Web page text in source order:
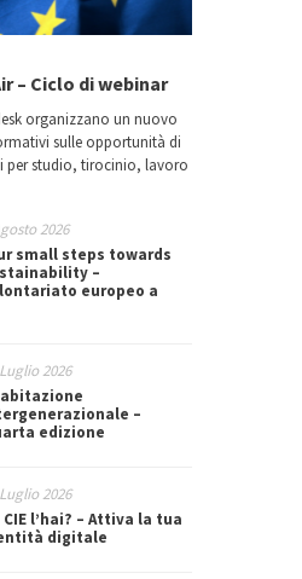
– Ciclo di webinar
organizzano un nuovo
sulle opportunità di
per studio, tirocinio, lavoro
2026
small steps towards
–
europeo a
2026
–
edizione
2026
CIE l’hai? – Attiva la tua
digitale